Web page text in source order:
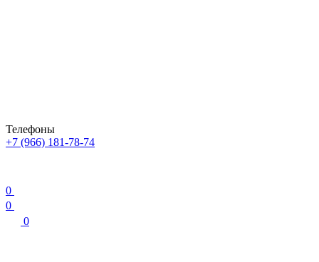
Телефоны
+7 (966) 181-78-74
0
0
0